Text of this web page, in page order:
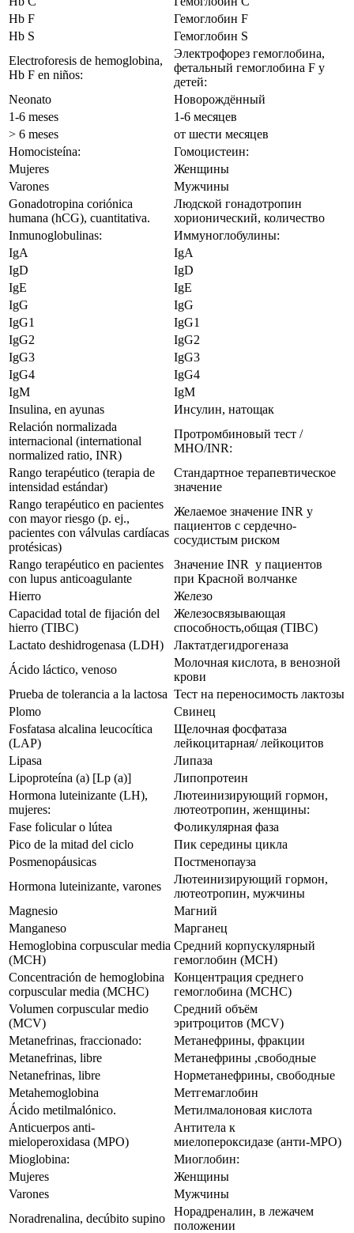
Hb F
Гемоглобин F
Hb S
Гемоглобин S
Electroforesis de hemoglobina,
Hb F en niños:
Электрофорез гемоглобина,
фетальный гемоглобина F у
детей:
Neonato
Новорождённый
1-6 meses
1-6 месяцев
> 6 meses
от шести месяцев
Homocisteína:
Гомоцистеин:
Mujeres
Женщины
Varones
Мужчины
Gonadotropina coriónica
humana (hCG), cuantitativa.
Людской гонадотропин
хорионический, количество
Inmunoglobulinas:
Иммуноглобулины:
IgA
IgA
IgD
IgD
IgE
IgE
IgG
IgG
IgG1
IgG1
IgG2
IgG2
IgG3
IgG3
IgG4
IgG4
IgM
IgM
Insulina, en ayunas
Инсулин, натощак
Relación normalizada
internacional (international
normalized ratio, INR)
Протромбиновый тест /
MHO/INR:
Rango terapéutico (terapia de
intensidad estándar)
Стандартное терапевтическое
значение
Rango terapéutico en pacientes
con mayor riesgo (p. ej.,
pacientes con válvulas cardíacas
protésicas)
Желаемое значение INR у
пациентов с сердечно-
сосудистым риском
Rango terapéutico en pacientes
con lupus anticoagulante
Значение INR у пациентов
при Красной волчанке
Hierro
Железо
Capacidad total de fijación del
hierro (TIBC)
Железосвязывающая
способность,общая (TIBC)
Lactato deshidrogenasa (LDH)
Лактатдегидрогеназа
Ácido láctico, venoso
Молочная кислота, в венозной
крови
Prueba de tolerancia a la lactosa Тест на переносимость лактозы
Plomo
Свинец
Fosfatasa alcalina leucocítica
(LAP)
Щелочная фосфатаза
лейкоцитарная/ лейкоцитов
Lipasa
Липаза
Lipoproteína (a) [Lp (a)]
Липопротеин
Hormona luteinizante (LH),
mujeres:
Лютеинизирующий гормон,
лютеотропин, женщины:
Fase folicular o lútea
Фоликулярная фаза
Pico de la mitad del ciclo
Пик середины цикла
Posmenopáusicas
Постменопауза
Hormona luteinizante, varones
Лютеинизирующий гормон,
лютеотропин, мужчины
Magnesio
Магний
Manganeso
Марганец
Hemoglobina corpuscular media
(MCH)
Средний корпускулярный
гемоглобин (MCH)
Concentración de hemoglobina
corpuscular media (MCHC)
Концентрация среднего
гемоглобина (MCHС)
Volumen corpuscular medio
(MCV)
Средний объём
эритроцитов (MCV)
Metanefrinas, fraccionado:
Метанефрины, фракции
Metanefrinas, libre
Метанефрины ,свободные
Netanefrinas, libre
Норметанефрины, свободные
Metahemoglobina
Метгемаглобин
Ácido metilmalónico.
Метилмалоновая кислота
Anticuerpos anti-
mieloperoxidasa (MPO)
Антитела к
миелопероксидазе (анти-МРО)
Mioglobina:
Миоглобин:
Mujeres
Женщины
Varones
Мужчины
Noradrenalina, decúbito supino
Норадреналин, в лежачем
положении